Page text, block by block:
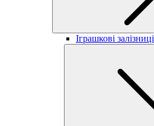
Іграшкові залізниці